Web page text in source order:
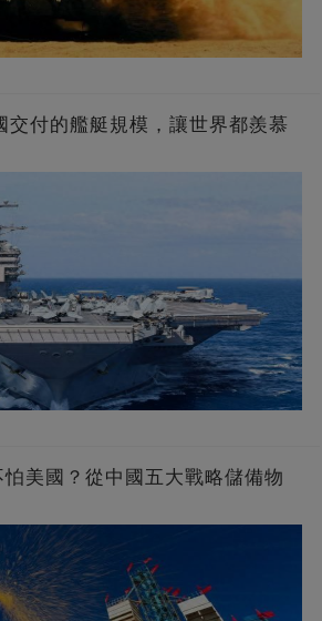
交付的艦艇規模，讓世界都羨慕
美國？從中國五大戰略儲備物